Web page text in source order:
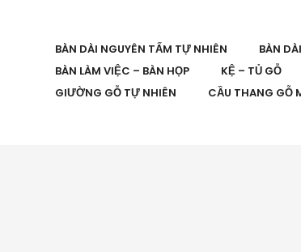
BÀN DÀI NGUYÊN TẤM TỰ NHIÊN BÀN
BÀN LÀM VIỆC – BÀN HỌP
KỆ – TỦ GỖ
GIƯỜNG GỖ TỰ NHIÊN
CẦU THANG GỖ